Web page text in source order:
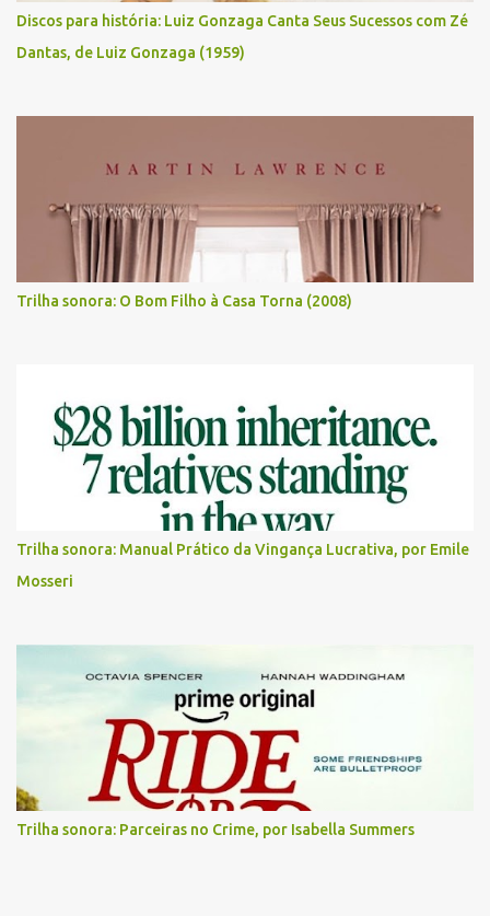
Discos para história: Luiz Gonzaga Canta Seus Sucessos com Zé
Dantas, de Luiz Gonzaga (1959)
Trilha sonora: O Bom Filho à Casa Torna (2008)
Trilha sonora: Manual Prático da Vingança Lucrativa, por Emile
Mosseri
Trilha sonora: Parceiras no Crime, por Isabella Summers